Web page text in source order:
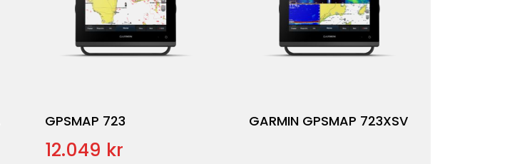
GPSMAP 723
12.049 kr
GARMIN GPSMAP 723XSV